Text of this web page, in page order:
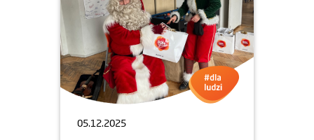
05.12.2025